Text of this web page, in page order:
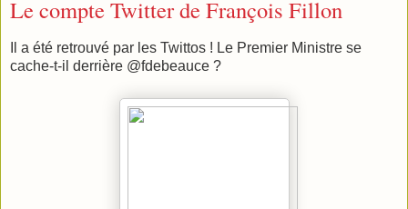
Le compte Twitter de François Fillon
Il a été retrouvé par les Twittos ! Le Premier Ministre se
cache-t-il derrière @fdebeauce ?